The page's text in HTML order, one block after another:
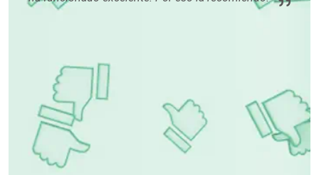
Cibercafés
Clínicas de Belleza